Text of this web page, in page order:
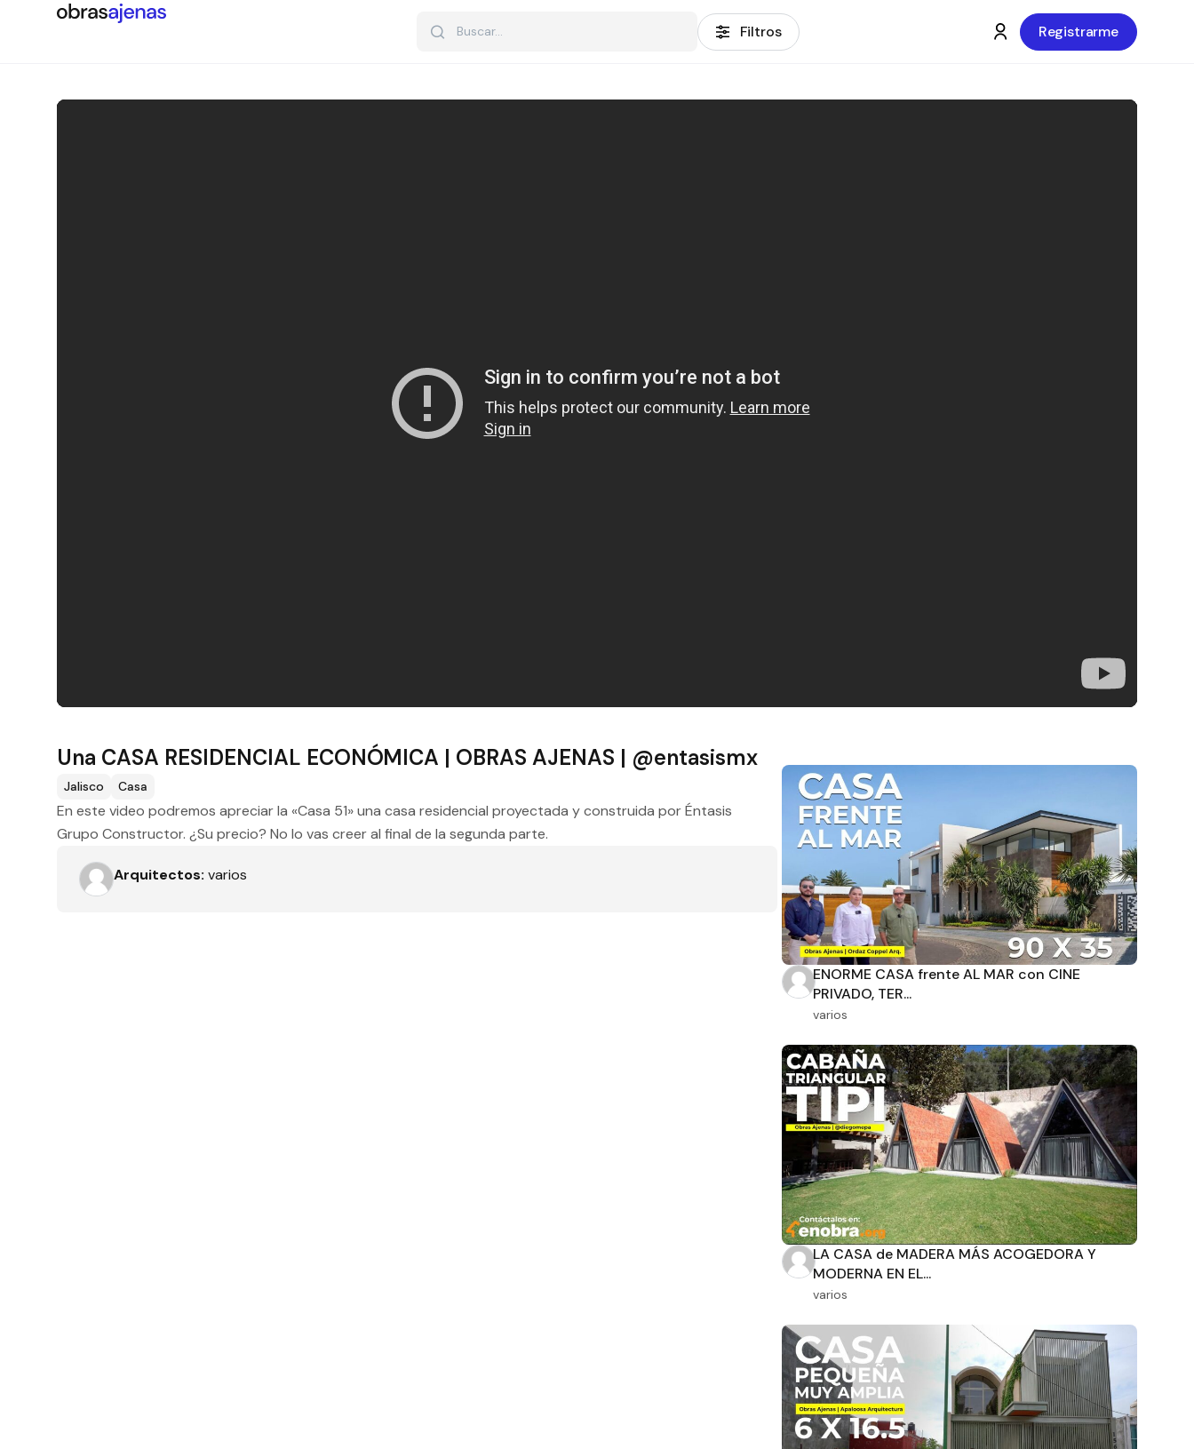
Filtros Registrarme
Una CASA RESIDENCIAL ECONÓMICA | OBRAS AJENAS | @entasismx
Jalisco Casa
En este video podremos apreciar la «Casa 51» una casa residencial proyectada y construida por Éntasis
Grupo Constructor. ¿Su precio? No lo vas creer al final de la segunda parte.
Arquitectos: varios
ENORME CASA frente AL MAR con CINE
PRIVADO, TER...
varios
LA CASA de MADERA MÁS ACOGEDORA Y
MODERNA EN EL...
varios
Filtros
Tipo de obra Estado
m2 de terreno